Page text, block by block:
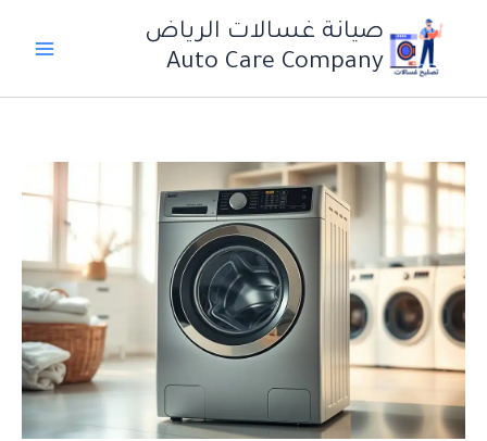
المحتوى
صيانة غسالات الرياض
Auto Care Company